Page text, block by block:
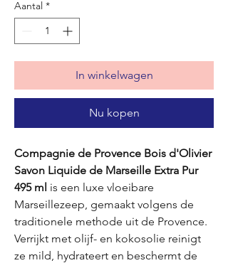
Aantal *
In winkelwagen
Nu kopen
Compagnie de Provence Bois d'Olivier
Savon Liquide de Marseille Extra Pur
495 ml is een luxe vloeibare
Marseillezeep, gemaakt volgens de
traditionele methode uit de Provence.
Verrijkt met olijf- en kokosolie reinigt
ze mild, hydrateert en beschermt de